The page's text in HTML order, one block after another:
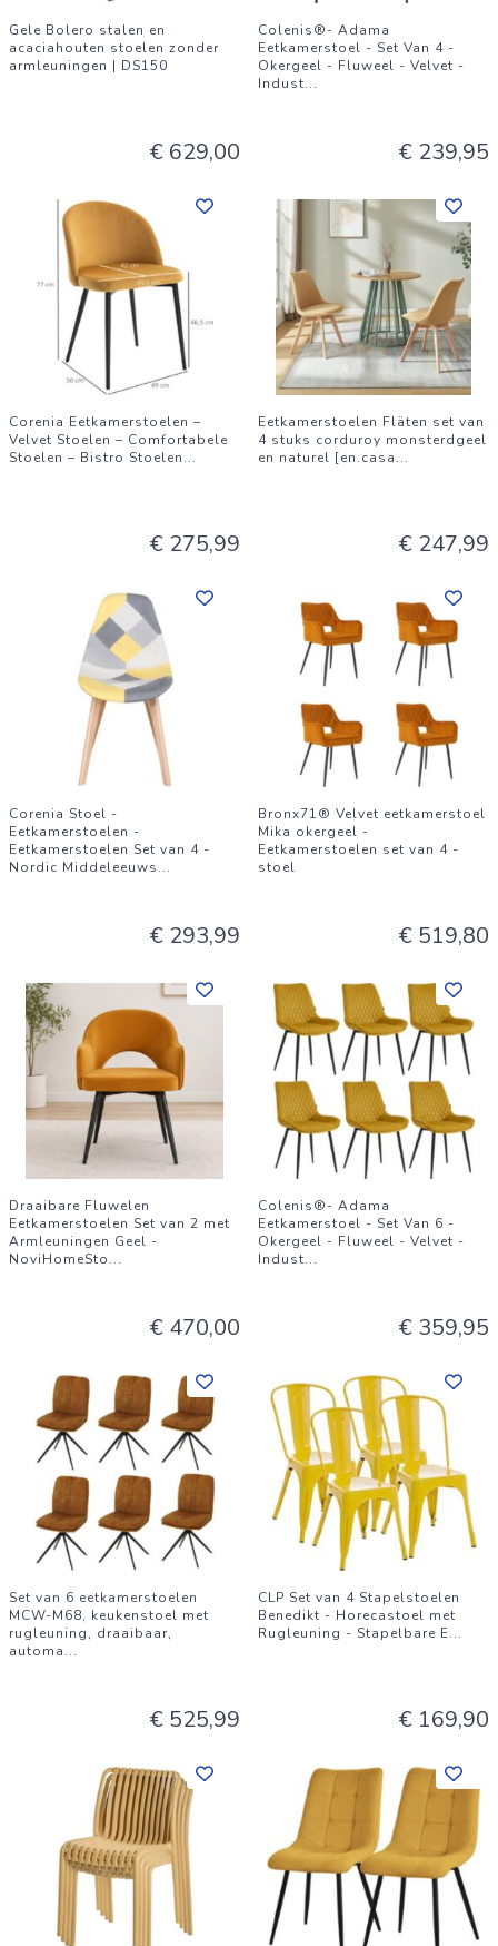
Gele Bolero stalen en
acaciahouten stoelen zonder
armleuningen | DS150
€ 629,00
Colenis®- Adama
Eetkamerstoel - Set Van 4 -
Okergeel - Fluweel - Velvet -
Indust...
€ 239,95
Corenia Eetkamerstoelen –
Velvet Stoelen – Comfortabele
Stoelen – Bistro Stoelen...
€ 275,99
Eetkamerstoelen Fläten set van
4 stuks corduroy monsterdgeel
en naturel [en.casa...
€ 247,99
Corenia Stoel -
Eetkamerstoelen -
Eetkamerstoelen Set van 4 -
Nordic Middeleeuws...
€ 293,99
Bronx71® Velvet eetkamerstoel
Mika okergeel -
Eetkamerstoelen set van 4 -
stoel
€ 519,80
Draaibare Fluwelen
Eetkamerstoelen Set van 2 met
Armleuningen Geel -
NoviHomeSto...
€ 470,00
Colenis®- Adama
Eetkamerstoel - Set Van 6 -
Okergeel - Fluweel - Velvet -
Indust...
€ 359,95
Set van 6 eetkamerstoelen
MCW-M68, keukenstoel met
rugleuning, draaibaar,
automa...
€ 525,99
CLP Set van 4 Stapelstoelen
Benedikt - Horecastoel met
Rugleuning - Stapelbare E...
€ 169,90